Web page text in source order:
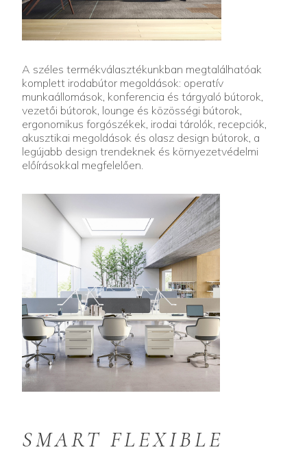
A széles termékválasztékunkban megtalálhatóak
komplett irodabútor megoldások: operatív
munkaállomások, konferencia és tárgyaló bútorok,
vezetői bútorok, lounge és közösségi bútorok,
ergonomikus forgószékek, irodai tárolók, recepciók,
akusztikai megoldások és olasz design bútorok, a
legújabb design trendeknek és környezetvédelmi
előírásokkal megfelelően.
SMART FLEXIBLE